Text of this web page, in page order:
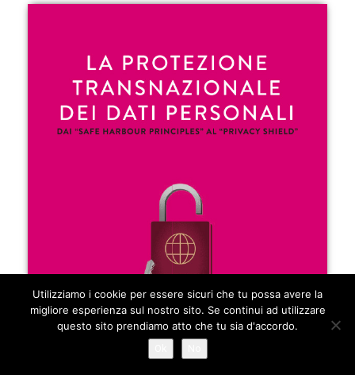
Utilizziamo i cookie per essere sicuri che tu possa avere la
migliore esperienza sul nostro sito. Se continui ad utilizzare
questo sito prendiamo atto che tu sia d'accordo.